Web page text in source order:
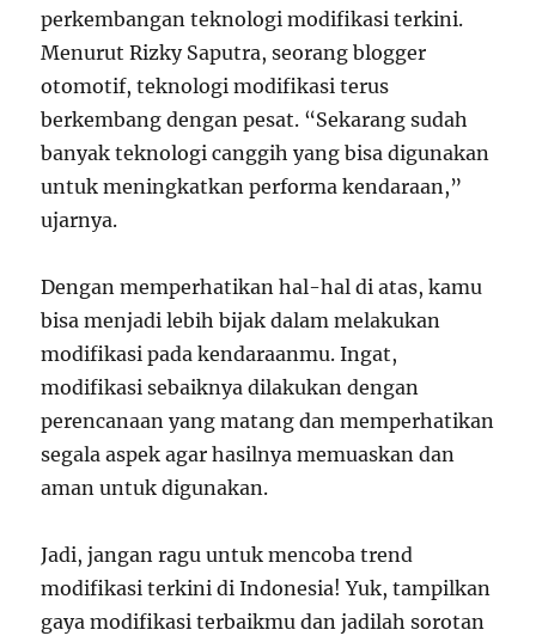
perkembangan teknologi modifikasi terkini.
Menurut Rizky Saputra, seorang blogger
otomotif, teknologi modifikasi terus
berkembang dengan pesat. “Sekarang sudah
banyak teknologi canggih yang bisa digunakan
untuk meningkatkan performa kendaraan,”
ujarnya.
Dengan memperhatikan hal-hal di atas, kamu
bisa menjadi lebih bijak dalam melakukan
modifikasi pada kendaraanmu. Ingat,
modifikasi sebaiknya dilakukan dengan
perencanaan yang matang dan memperhatikan
segala aspek agar hasilnya memuaskan dan
aman untuk digunakan.
Jadi, jangan ragu untuk mencoba trend
modifikasi terkini di Indonesia! Yuk, tampilkan
gaya modifikasi terbaikmu dan jadilah sorotan